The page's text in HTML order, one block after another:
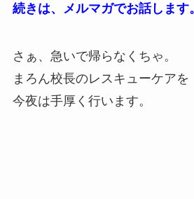
続きは、メルマガでお話します。
さぁ、急いで帰らなくちゃ。
まろん校長のレスキューケアを
今夜は手厚く行います。